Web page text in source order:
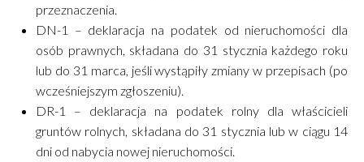
przeznaczenia.
DN-1 – deklaracja na podatek od nieruchomości dla
osób prawnych, składana do 31 stycznia każdego roku
lub do 31 marca, jeśli wystąpiły zmiany w przepisach (po
wcześniejszym zgłoszeniu).
DR-1 – deklaracja na podatek rolny dla właścicieli
gruntów rolnych, składana do 31 stycznia lub w ciągu 14
dni od nabycia nowej nieruchomości.